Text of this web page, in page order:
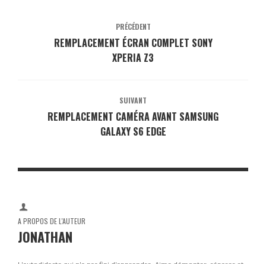
PRÉCÉDENT
REMPLACEMENT ÉCRAN COMPLET SONY
XPERIA Z3
SUIVANT
REMPLACEMENT CAMÉRA AVANT SAMSUNG
GALAXY S6 EDGE
A PROPOS DE L'AUTEUR
JONATHAN